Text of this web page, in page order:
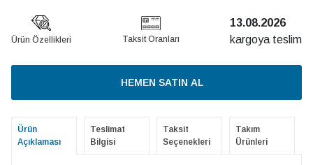
Ürün Özellikleri Taksit Oranları
13.08.2026
kargoya teslim
HEMEN SATIN AL
Ürün
Açıklaması
Teslimat
Bilgisi
Taksit
Seçenekleri
Takım
Ürünleri